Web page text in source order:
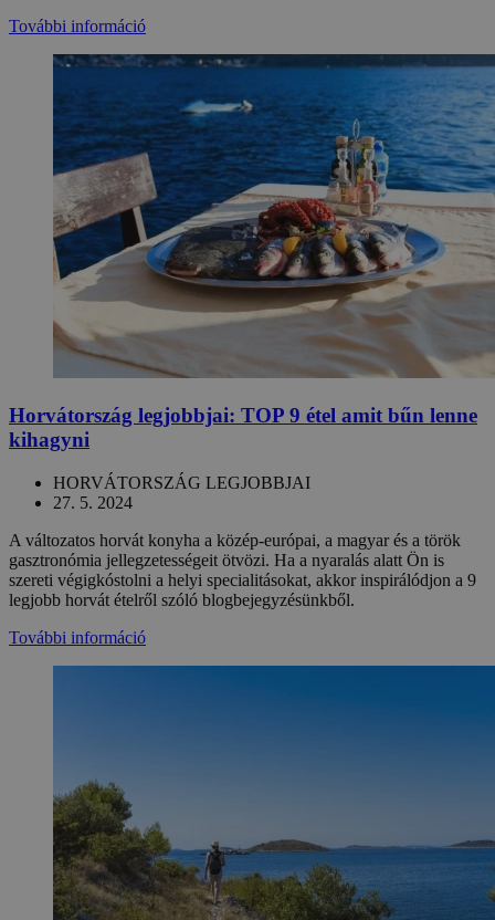
További információ
Horvátország legjobbjai: TOP 9 étel amit bűn lenne
kihagyni
HORVÁTORSZÁG LEGJOBBJAI
27. 5. 2024
A változatos horvát konyha a közép-európai, a magyar és a török ​​
gasztronómia jellegzetességeit ötvözi. Ha a nyaralás alatt Ön is
szereti végigkóstolni a helyi specialitásokat, akkor inspirálódjon a 9
legjobb horvát ételről szóló blogbejegyzésünkből.
További információ